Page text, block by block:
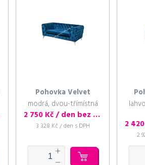
Pohovka Velvet
modrá, dvou-třímístná
2 750 Kč / den bez DPH
3 328 Kč / den s DPH
2